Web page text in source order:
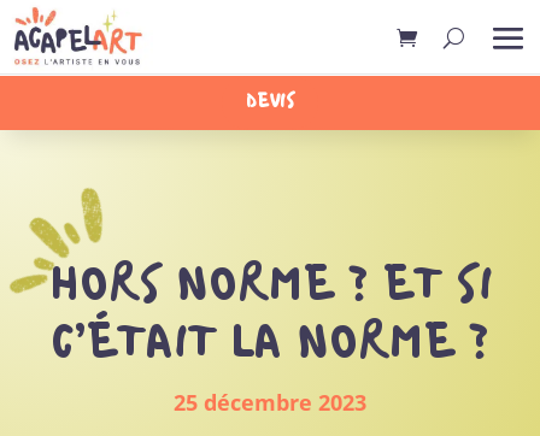
DEVIS
HORS NORME ? ET SI
C’ÉTAIT LA NORME ?
25 décembre 2023